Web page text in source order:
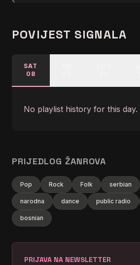
POVIJEST SIGNALA
SAT
08
No playlist history for this day.
PRIJEDLOG ŽANROVA
Pop Rock Folk serbian
narodna dance public radio
bosnian
PRIJAVA NA NEWSLETTER